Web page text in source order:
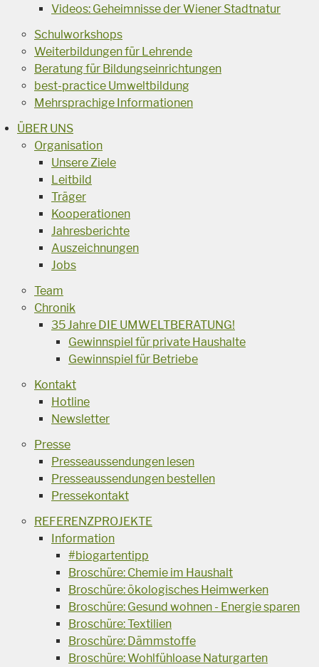
Videos: Geheimnisse der Wiener Stadtnatur
Schulworkshops
Weiterbildungen für Lehrende
Beratung für Bildungseinrichtungen
best-practice Umweltbildung
Mehrsprachige Informationen
ÜBER UNS
Organisation
Unsere Ziele
Leitbild
Träger
Kooperationen
Jahresberichte
Auszeichnungen
Jobs
Team
Chronik
35 Jahre DIE UMWELTBERATUNG!
Gewinnspiel für private Haushalte
Gewinnspiel für Betriebe
Kontakt
Hotline
Newsletter
Presse
Presseaussendungen lesen
Presseaussendungen bestellen
Pressekontakt
REFERENZPROJEKTE
Information
#biogartentipp
Broschüre: Chemie im Haushalt
Broschüre: ökologisches Heimwerken
Broschüre: Gesund wohnen - Energie sparen
Broschüre: Textilien
Broschüre: Dämmstoffe
Broschüre: Wohlfühloase Naturgarten